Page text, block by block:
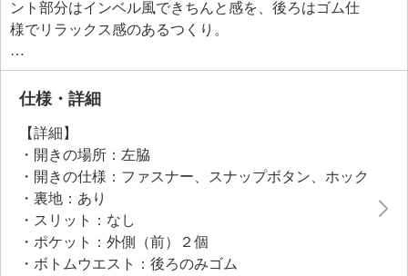
ント部分はインベル風できちんと感を、後ろはゴム仕
様でリラックス感のあるつくり。
裾裏部分にゴムを用いギャザーを寄せて、内側に引き
込むことでふわっと軽やかなバルーンシルエットに仕
上げました。
用しています。
仕様・詳細
【詳細】
・開きの場所：左脇
・開きの仕様：ファスナー、スナップボタン、ホック
・裏地：あり
・スリット：なし
・ポケット：外側（前）２個
・ボトムウエスト：後ろのみゴム